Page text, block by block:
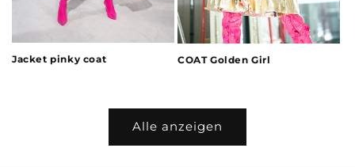
Jacket pinky coat COAT Golden Girl
Alle anzeigen